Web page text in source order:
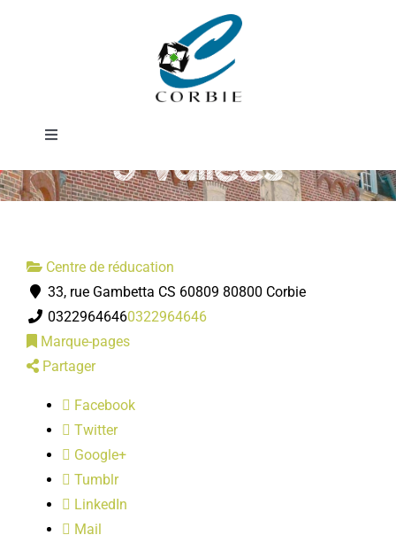
Toggle
Mairie
SERVICES MUNICIPAUX
PRATIQUE
LOISIRS
PUBLICATIONS
Centre de
rééducation des
3 Vallées
Centre de réducation
33, rue Gambetta CS 60809 80800 Corbie
03229646460322964646
Marque-pages
Partager
Facebook
Twitter
Google+
Tumblr
LinkedIn
Mail